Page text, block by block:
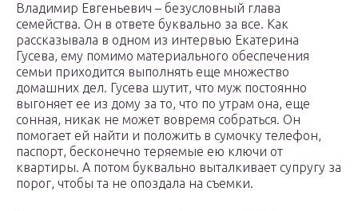
Владимир Евгеньевич – безусловный глава
семейства. Он в ответе буквально за все. Как
рассказывала в одном из интервью Екатерина
Гусева, ему помимо материального обеспечения
семьи приходится выполнять еще множество
домашних дел. Гусева шутит, что муж постоянно
выгоняет ее из дому за то, что по утрам она, еще
сонная, никак не может вовремя собраться. Он
помогает ей найти и положить в сумочку телефон,
паспорт, бесконечно теряемые ею ключи от
квартиры. А потом буквально выталкивает супругу за
порог, чтобы та не опоздала на съемки.